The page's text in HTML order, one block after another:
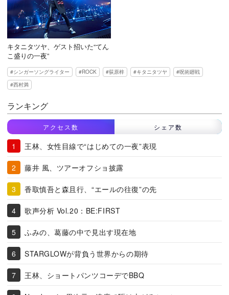
キタニタツヤ、ゲスト招いた“てん
こ盛りの一夜”
シンガーソングライター ROCK 荻原梓 キタニタツヤ
呪術廻戦
西村満
ランキング
アクセス数 シェア数
王林、女性目線で“はじめての一夜”表現
藤井 風、ツアーオフショ披露
香取慎吾と森且行、“エールの往復”の先
歌声分析 Vol.20：BE:FIRST
ふみの、葛藤の中で見出す現在地
STARGLOWが背負う世界からの期待
王林、ショートパンツコーデでBBQ